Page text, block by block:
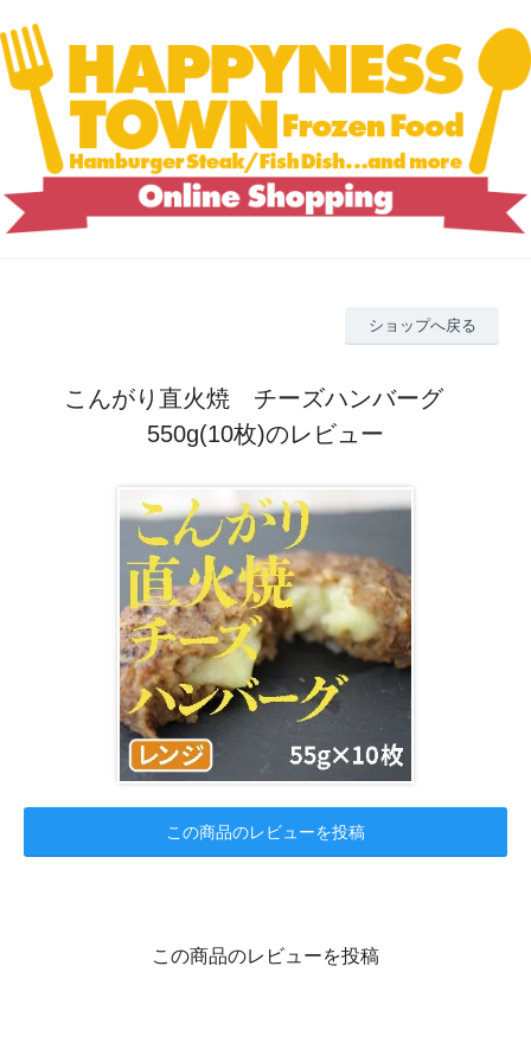
ショップへ戻る
こんがり直火焼 チーズハンバーグ
550g(10枚)のレビュー
この商品のレビューを投稿
この商品のレビューを投稿